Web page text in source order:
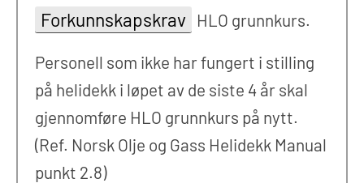
Forkunnskapskrav HLO grunnkurs.
Personell som ikke har fungert i stilling
på helidekk i løpet av de siste 4 år skal
gjennomføre HLO grunnkurs på nytt.
(Ref. Norsk Olje og Gass Helidekk Manual
punkt 2.8)